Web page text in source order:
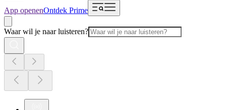
App openenOntdek Prime
Waar wil je naar luisteren?